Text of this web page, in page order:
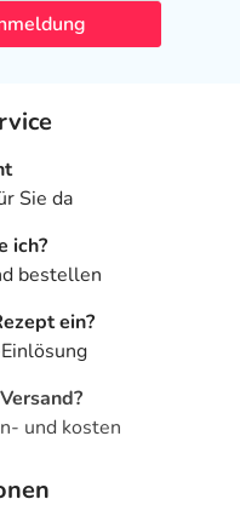
HDL)
im Blut
Sie da
ich?
bestellen
ein?
und kosten